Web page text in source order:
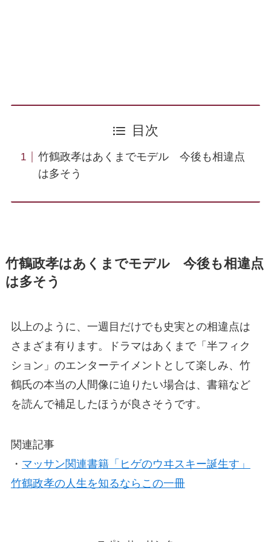
目次
竹鶴政孝はあくまでモデル 今後も相違点
は多そう
竹鶴政孝はあくまでモデル 今後も相違点
は多そう
以上のように、一週目だけでも史実との相違点は
さまざま有ります。ドラマはあくまで「半フィク
ション」のエンターテイメントとして楽しみ、竹
鶴氏の本当の人間像に迫りたい場合は、書籍など
を読んで補足したほうが良さそうです。
関連記事
・ マッサン関連書籍「ヒゲのウヰスキー誕生す」
竹鶴政孝の人生を知るならこの一冊